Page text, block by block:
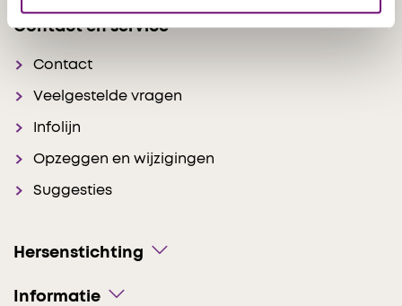
Contact en service
Contact
Veelgestelde vragen
Infolijn
Opzeggen en wijzigingen
Suggesties
Hersenstichting
Informatie